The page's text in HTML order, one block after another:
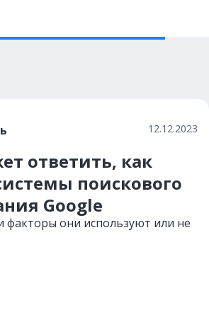
12.12.2023
ответить, как
поискового
Google
факторы они используют или не